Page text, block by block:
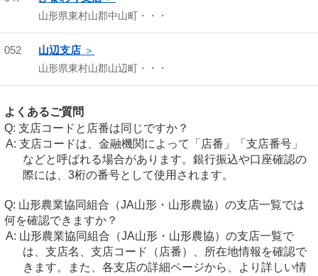
山形県東村山郡中山町・・・
052 山辺支店
山形県東村山郡山辺町・・・
よくあるご質問
支店コードと店番は同じですか？
支店コードは、金融機関によって「店番」「支店番号」
などと呼ばれる場合があります。銀行振込や口座確認の
際には、3桁の番号として使用されます。
山形農業協同組合（JA山形・山形農協）の支店一覧では
何を確認できますか？
山形農業協同組合（JA山形・山形農協）の支店一覧で
は、支店名、支店コード（店番）、所在地情報を確認で
きます。また、各支店の詳細ページから、より詳しい情